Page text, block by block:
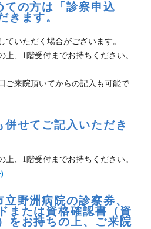
ての方は「診察申込
きます。
いただく場合がございます。
上、1階受付までお持ちください。
ご来院頂いてからの記入も可能で
併せてご記入いただき
上、1階受付までお持ちください。
野洲病院の診察券、
または資格確認書（資
をお持ちの上、ご来院